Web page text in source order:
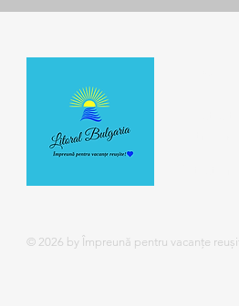
© 2026 by Împreună pentru vacanțe